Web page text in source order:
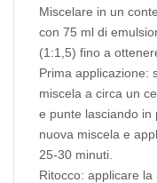
Miscelare in un
con 75 ml di
(1:1,5) fino a
Prima applicazione:
miscela a circa un
e punte lasciando in
nuova miscela e
25-30 minuti.
Ritocco: applicare